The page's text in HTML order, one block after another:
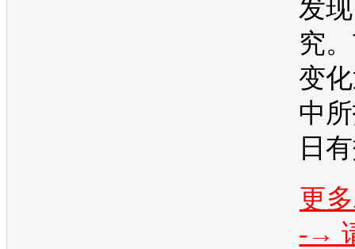
发
究
变
中
日
更
-→